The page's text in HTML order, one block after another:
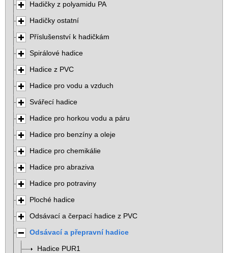
Hadičky z polyamidu PA
Hadičky ostatní
Příslušenství k hadičkám
Spirálové hadice
Hadice z PVC
Hadice pro vodu a vzduch
Svářecí hadice
Hadice pro horkou vodu a páru
Hadice pro benzíny a oleje
Hadice pro chemikálie
Hadice pro abraziva
Hadice pro potraviny
Ploché hadice
Odsávací a čerpací hadice z PVC
Odsávací a přepravní hadice
Hadice PUR1